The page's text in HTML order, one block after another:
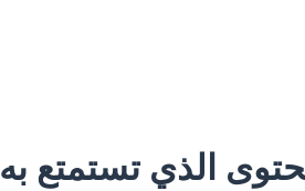
الذي تستمتع به